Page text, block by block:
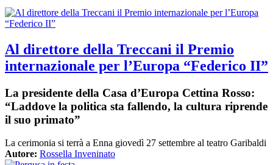
Al direttore della Treccani il Premio
internazionale per l’Europa “Federico II”
La presidente della Casa d’Europa Cettina Rosso:
“Laddove la politica sta fallendo, la cultura riprende
il suo primato”
La cerimonia si terrà a Enna giovedì 27 settembre al teatro Garibaldi
Autore: Rossella Inveninato